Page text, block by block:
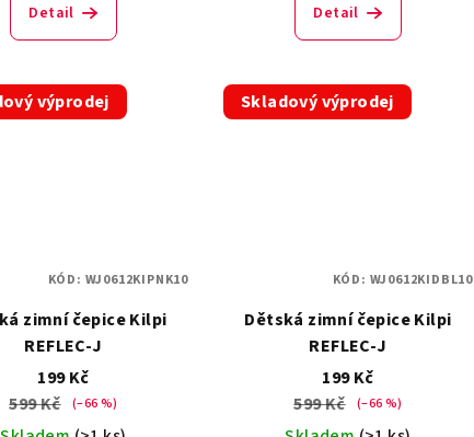
Detail Detail
výprodej
zimní čepice Kilpi
REFLEC-J
199 Kč
599 Kč
(–66 %)
KÓD: WJ0612KIPNK10
Skladový výprodej
Dětská zimní čepice Kilpi
REFLEC-J
199 Kč
599 Kč
(–66 %)
KÓD: WJ0612KIDBL10